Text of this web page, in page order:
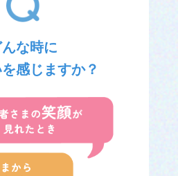
んな時に
感じますか？